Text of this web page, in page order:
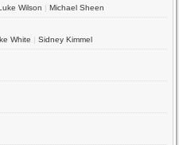
Wilson |Michael Sheen
White |Sidney Kimmel